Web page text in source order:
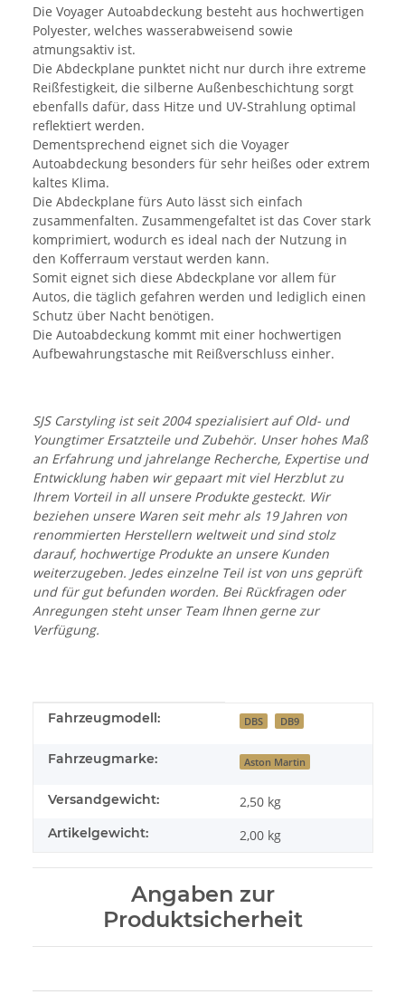
Die Voyager Autoabdeckung besteht aus hochwertigen
Polyester, welches wasserabweisend sowie
atmungsaktiv ist.
Die Abdeckplane punktet nicht nur durch ihre extreme
Reißfestigkeit, die silberne Außenbeschichtung sorgt
ebenfalls dafür, dass Hitze und UV-Strahlung optimal
reflektiert werden.
Dementsprechend eignet sich die Voyager
Autoabdeckung besonders für sehr heißes oder extrem
kaltes Klima.
Die Abdeckplane fürs Auto lässt sich einfach
zusammenfalten. Zusammengefaltet ist das Cover stark
komprimiert, wodurch es ideal nach der Nutzung in
den Kofferraum verstaut werden kann.
Somit eignet sich diese Abdeckplane vor allem für
Autos, die täglich gefahren werden und lediglich einen
Schutz über Nacht benötigen.
Die Autoabdeckung kommt mit einer hochwertigen
Aufbewahrungstasche mit Reißverschluss einher.
SJS Carstyling ist seit 2004 spezialisiert auf Old- und
Youngtimer Ersatzteile und Zubehör. Unser hohes Maß
an Erfahrung und jahrelange Recherche, Expertise und
Entwicklung haben wir gepaart mit viel Herzblut zu
Ihrem Vorteil in all unsere Produkte gesteckt. Wir
beziehen unsere Waren seit mehr als 19 Jahren von
renommierten Herstellern weltweit und sind stolz
darauf, hochwertige Produkte an unsere Kunden
weiterzugeben. Jedes einzelne Teil ist von uns geprüft
und für gut befunden worden. Bei Rückfragen oder
Anregungen steht unser Team Ihnen gerne zur
Verfügung.
Produkteigenschaft
Wert
Fahrzeugmodell: DBS DB9
Fahrzeugmarke: Aston Martin
Versandgewicht: 2,50 kg
Artikelgewicht: 2,00 kg
Angaben zur
Produktsicherheit